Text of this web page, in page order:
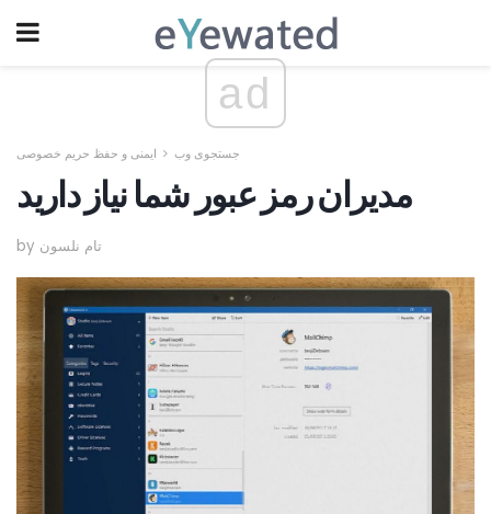
ad
جستجوی وب ایمنی و حفظ حریم خصوصی
مدیران رمز عبور شما نیاز دارید
by تام نلسون